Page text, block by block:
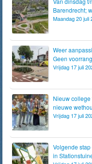
Barendrecht;
Maandag 20 juli
Weer
Geen
Vrijdag 17 juli
Nieuw college
nieuwe
Vrijdag 17 juli
Volgende
in